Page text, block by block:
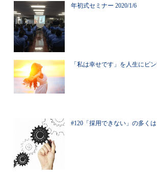
年初式セミナー 2020/1/6
「私は幸せです」を人生にピ
#120「採用できない」の多くは